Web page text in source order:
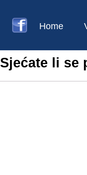
Home
Sjećate li se